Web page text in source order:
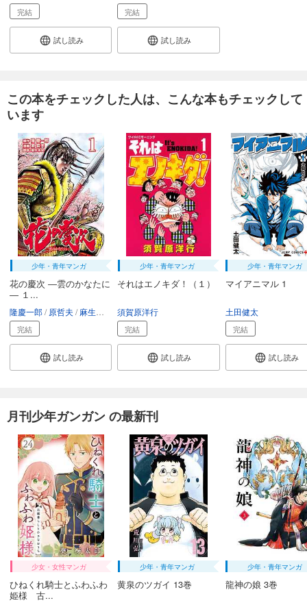
完結
試し読み
完結
試し読み
この本をチェックした人は、こんな本もチェックして
います
少年・青年マンガ
花の慶次 ―雲のかなたに
― １...
隆慶一郎 原哲夫 麻生未央
完結
試し読み
少年・青年マンガ
それはエノキダ！（１）
須賀原洋行
完結
試し読み
少年・青年マンガ
マイアニマル 1
土田健太
完結
試し読み
月刊少年ガンガン の最新刊
少女・女性マンガ
ひねくれ騎士とふわふわ
姫様 古...
少年・青年マンガ
黄泉のツガイ 13巻
少年・青年マンガ
龍神の娘 3巻